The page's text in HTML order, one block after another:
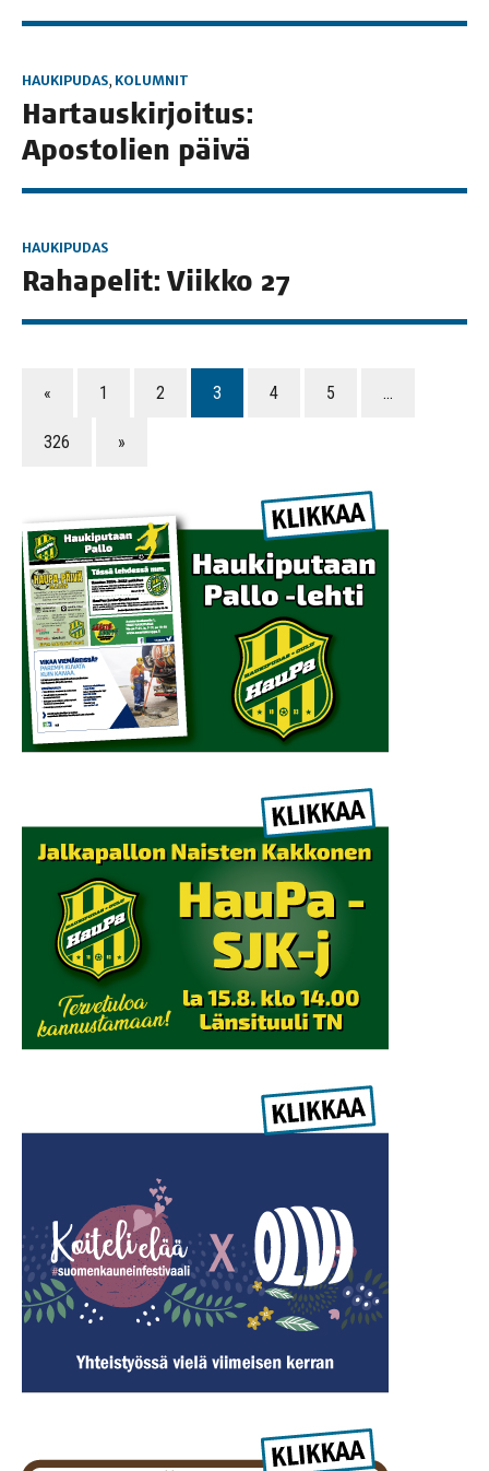
HAUKIPUDAS, KOLUMNIT
Har­taus­kir­joi­tus:
Apos­to­lien päivä
HAUKIPUDAS
Raha­pe­lit: Viik­ko 27
« 1 2 3 4 5 …
326 »